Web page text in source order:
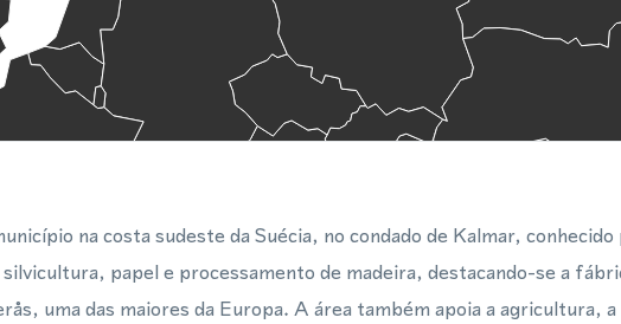
na costa sudeste da Suécia, no condado de Kalmar,
papel e processamento de madeira, destacando-se a
uma das maiores da Europa. A área também apoia a agricultura,